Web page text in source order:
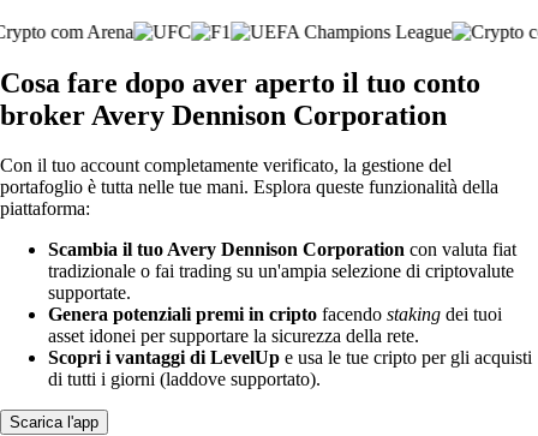
Cosa fare dopo aver aperto il tuo conto
broker Avery Dennison Corporation
Con il tuo account completamente verificato, la gestione del
portafoglio è tutta nelle tue mani. Esplora queste funzionalità della
piattaforma:
Scambia il tuo Avery Dennison Corporation con valuta fiat
tradizionale o fai trading su un'ampia selezione di criptovalute
supportate.
Genera potenziali premi in cripto facendo staking dei tuoi
asset idonei per supportare la sicurezza della rete.
Scopri i vantaggi di LevelUp e usa le tue cripto per gli acquisti
di tutti i giorni (laddove supportato).
Scarica l'app